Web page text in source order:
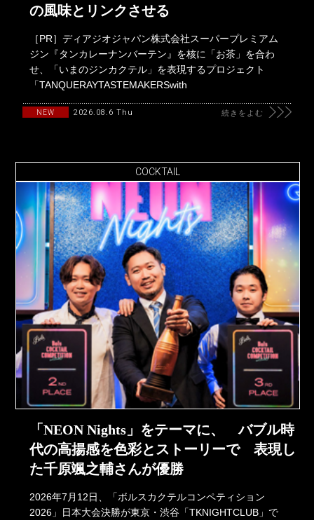
の風味とリンクさせる
［PR］ディアジオジャパン株式会社スーパープレミアム
ジン『タンカレーナンバーテン』を核に「お茶」を合わ
せ、「いまのジンカクテル」を表現するプロジェクト
「TANQUERAYTASTEMAKERSwith
NEW 2026.08.6 Thu 続きをよむ
COCKTAIL
「NEON Nights」をテーマに、 バブル時
代の高揚感を色彩とストーリーで 表現し
た千原颯之輔さんが優勝
2026年7月12日、「ボルスカクテルコンペティション
2026」日本大会決勝が東京・渋谷「TKNIGHTCLUB」で